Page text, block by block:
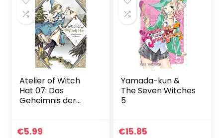
Atelier of Witch
Hat 07: Das
Geheimnis der
€5.99
Yamada-kun &
The Seven Witches
5
€15.85